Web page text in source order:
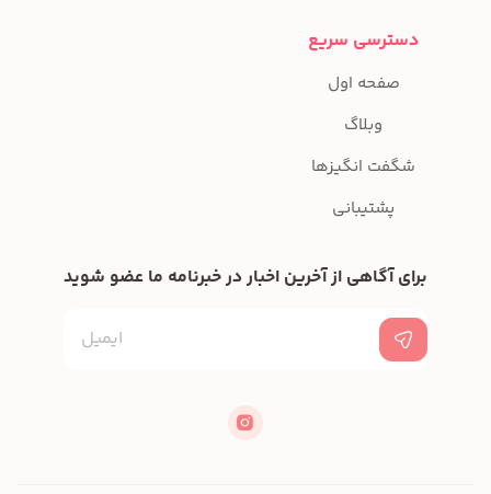
دسترسی سریع
صفحه اول
وبلاگ
شگفت انگیزها
پشتیبانی
برای آگاهی از آخرین اخبار در خبرنامه ما عضو شوید